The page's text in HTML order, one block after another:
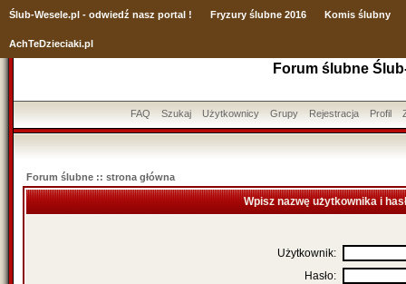
Ślub-Wesele.pl - odwiedź nasz portal ! Fryzury ślubne 2016 Komis ślubny
AchTeDzieciaki.pl
Forum ślubne
FAQ Szukaj Użytkownicy Grupy Rejestracja Profil
Forum ślubne :: strona główna
Wpisz nazwę użytkownika i
Użytkownik:
Hasło: